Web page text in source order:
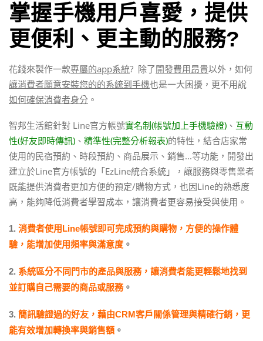
掌握手機用戶喜愛，提供
更便利、更主動的服務?
花錢來製作一款專屬的app系統? 除了開發費用昂貴以外，如何
讓消費者願意安裝您的的系統到手機也是一大困擾，更不用說
如何確保消費者身分 。
智邦生活館針對 Line官方帳號實名制(帳號加上手機驗證) 、 互動
性(好友即時傳訊) 、 精準性(完整分析報表)的特性，結合店家常
使用的民宿預約、時段預約、商品展示、銷售...等功能，開發出
建立於Line官方帳號的「EzLine統合系統」，讓服務與零售業者
既能提供消費者更加方便的預定/購物方式，也因Line的熟悉度
高，能夠降低消費者學習成本，讓消費者更容易接受與使用。
1. 消費者使用Line帳號即可完成預約與購物，方便的操作體
驗，能增加使用頻率與滿意度 。
2. 系統區分不同門市的產品與服務，讓消費者能更輕鬆地找到
並訂購自己需要的商品或服務。
3. 簡訊驗證過的好友，藉由CRM客戶關係管理與精確行銷，更
能有效增加轉換率與銷售額 。